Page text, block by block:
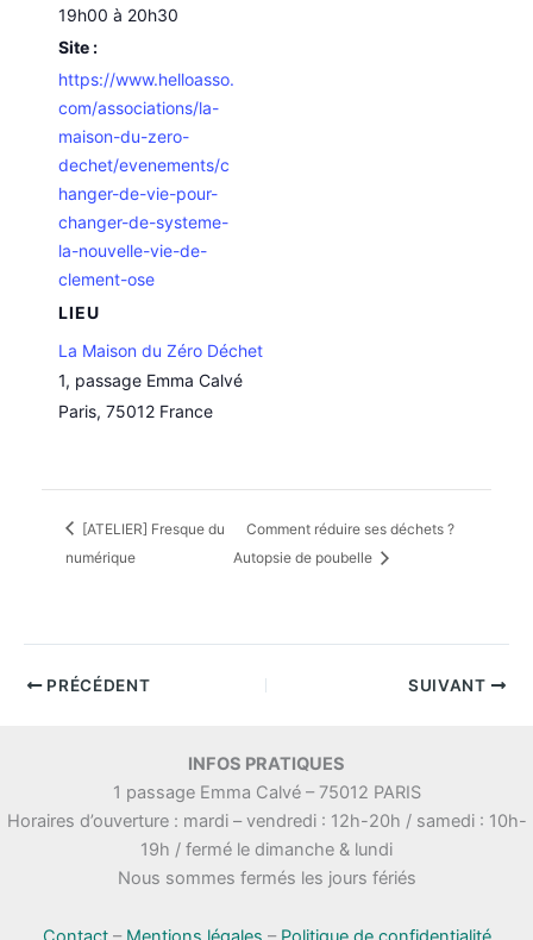
19h00 à 20h30
Site :
https://www.helloasso.
com/associations/la-
maison-du-zero-
dechet/evenements/c
hanger-de-vie-pour-
changer-de-systeme-
la-nouvelle-vie-de-
clement-ose
LIEU
La Maison du Zéro Déchet
1, passage Emma Calvé
Paris, 75012 France
[ATELIER] Fresque du
numérique
Comment réduire ses déchets ?
Autopsie de poubelle
PRÉCÉDENT SUIVANT
INFOS PRATIQUES
1 passage Emma Calvé – 75012 PARIS
Horaires d’ouverture : mardi – vendredi : 12h-20h / samedi : 10h-
19h / fermé le dimanche & lundi
Nous sommes fermés les jours fériés